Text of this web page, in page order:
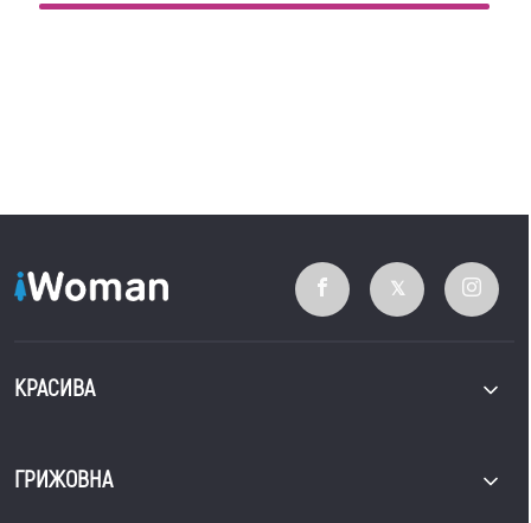
КРАСИВА
ГРИЖОВНА